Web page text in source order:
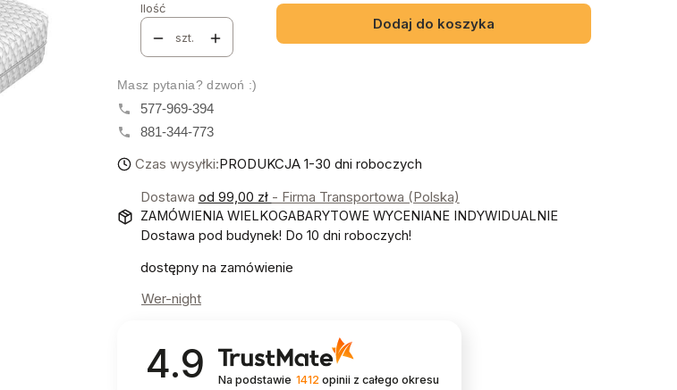
Ilość
szt.
Dodaj do koszyka
Masz pytania? dzwoń :)
577-969-394
881-344-773
Czas wysyłki:PRODUKCJA 1-30 dni roboczych
Dostawa od 99,00 zł - Firma Transportowa (Polska)
ZAMÓWIENIA WIELKOGABARYTOWE WYCENIANE INDYWIDUALNIE
Dostawa pod budynek! Do 10 dni roboczych!
dostępny na zamówienie
Wer-night
4.9 Na podstawie 1412 opinii z całego okresu